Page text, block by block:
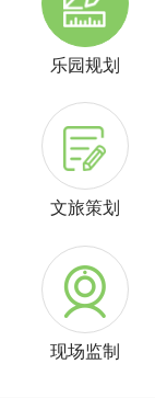
乐园规划
文旅策划
现场监制